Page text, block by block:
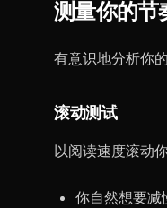
测量你的节
有意识地分析你
滚动测试
以阅读速度滚动
你自然想要减